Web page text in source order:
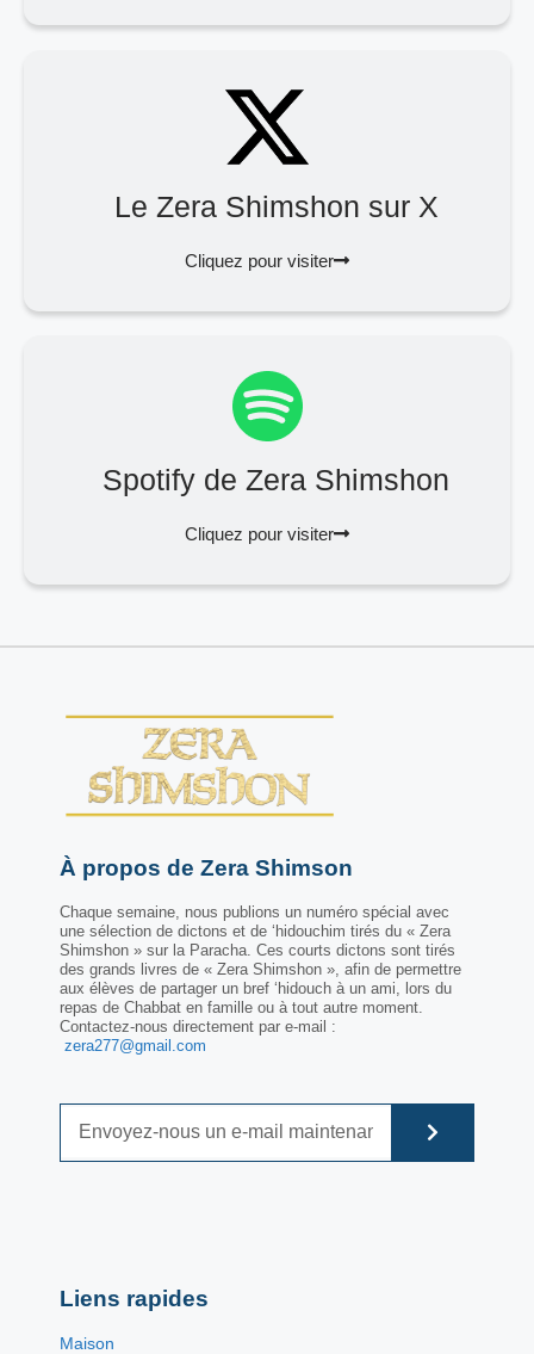
Le Zera Shimshon sur X
Cliquez pour visiter
Spotify de Zera Shimshon
Cliquez pour visiter
À propos de Zera Shimson
Chaque semaine, nous publions un numéro spécial avec
une sélection de dictons et de ‘hidouchim tirés du « Zera
Shimshon » sur la Paracha. Ces courts dictons sont tirés
des grands livres de « Zera Shimshon », afin de permettre
aux élèves de partager un bref ‘hidouch à un ami, lors du
repas de Chabbat en famille ou à tout autre moment.
Contactez-nous directement par e-mail :
zera277@gmail.com
Liens rapides
Maison